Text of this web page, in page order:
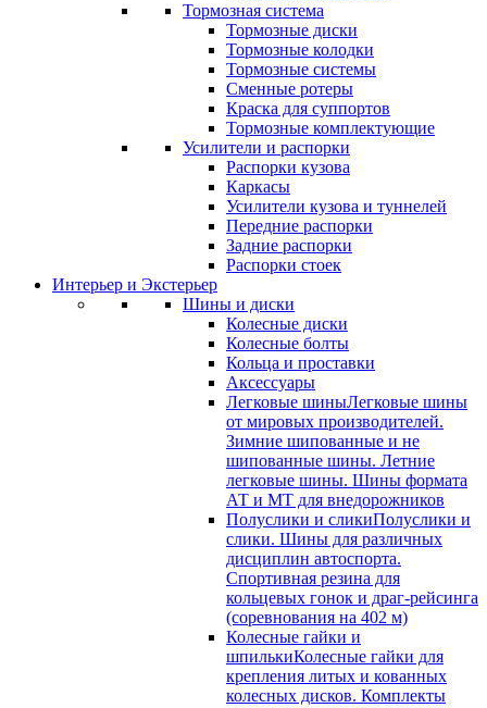
Тормозная система
Тормозные диски
Тормозные колодки
Тормозные системы
Сменные ротеры
Краска для суппортов
Тормозные комплектующие
Усилители и распорки
Распорки кузова
Каркасы
Усилители кузова и туннелей
Передние распорки
Задние распорки
Распорки стоек
Интерьер и Экстерьер
Шины и диски
Колесные диски
Колесные болты
Кольца и проставки
Аксессуары
Легковые шиныЛегковые шины
от мировых производителей.
Зимние шипованные и не
шипованные шины. Летние
легковые шины. Шины формата
АТ и МТ для внедорожников
Полуслики и сликиПолуслики и
слики. Шины для различных
дисциплин автоспорта.
Спортивная резина для
кольцевых гонок и драг-рейсинга
(соревнования на 402 м)
Колесные гайки и
шпилькиКолесные гайки для
крепления литых и кованных
колесных дисков. Комплекты